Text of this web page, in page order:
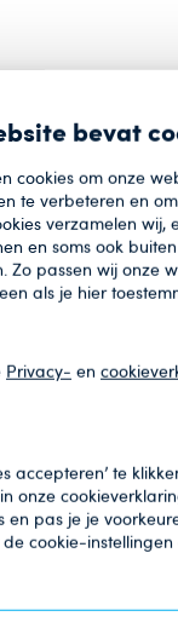
bevat
cookies om onze
te verbeteren en
verzamelen wij,
en soms ook
Zo passen wij onze
als je hier
Privacy- en
accepteren’ te
onze
en pas je je
cookie-
om
illegale
wat we